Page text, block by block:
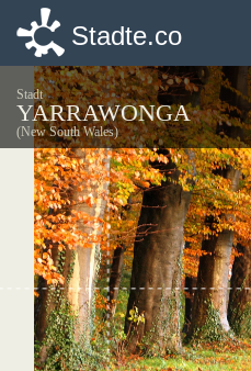
Stadte.co
Stadt
YARRAWONGA
(New South Wales)
Stadte.co